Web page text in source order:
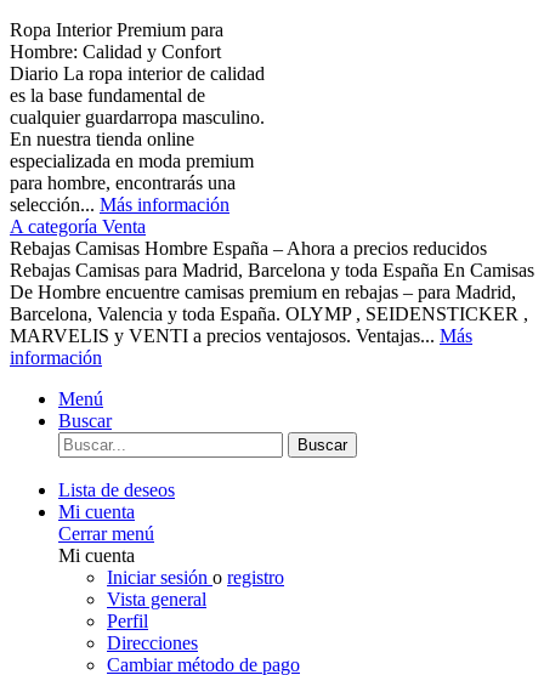
Ropa Interior Premium para
Hombre: Calidad y Confort
Diario La ropa interior de calidad
es la base fundamental de
cualquier guardarropa masculino.
En nuestra tienda online
especializada en moda premium
para hombre, encontrarás una
selección... Más información
A categoría Venta
Rebajas Camisas Hombre España – Ahora a precios reducidos
Rebajas Camisas para Madrid, Barcelona y toda España En Camisas
De Hombre encuentre camisas premium en rebajas – para Madrid,
Barcelona, Valencia y toda España. OLYMP , SEIDENSTICKER ,
MARVELIS y VENTI a precios ventajosos. Ventajas... Más
información
Menú
Buscar
Buscar
Lista de deseos
Mi cuenta
Cerrar menú
Mi cuenta
Iniciar sesión o registro
Vista general
Perfil
Direcciones
Cambiar método de pago